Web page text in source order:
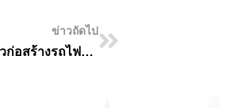
ข่าวถัดไป
กทม. บูรณาการ รฟม.-ผู้รับจ้าง เร่งแก้ปัญหาน้ำท่วมขังบริเวณแนวก่อสร้างรถไฟฟ้าสายสีม่วง ถนนสามเสน